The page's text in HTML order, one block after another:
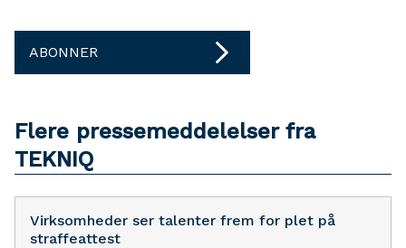
ABONNER
Flere pressemeddelelser fra
TEKNIQ
Virksomheder ser talenter frem for plet på
straffeattest